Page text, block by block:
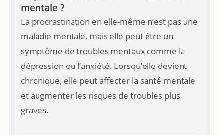
mentale ?
La procrastination en elle-même n’est pas une
maladie mentale, mais elle peut être un
symptôme de troubles mentaux comme la
dépression ou l’anxiété. Lorsqu’elle devient
chronique, elle peut affecter la santé mentale
et augmenter les risques de troubles plus
graves.